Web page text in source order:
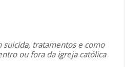
suicida, tratamentos e como
ou fora da igreja católica